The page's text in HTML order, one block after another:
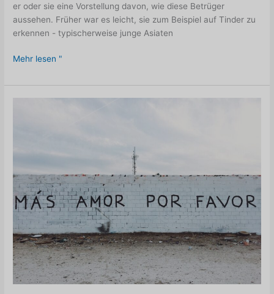
er oder sie eine Vorstellung davon, wie diese Betrüger
aussehen. Früher war es leicht, sie zum Beispiel auf Tinder zu
erkennen - typischerweise junge Asiaten
Wie
sich
Mehr lesen "